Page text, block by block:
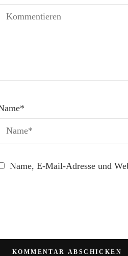
*
Name, E-Mail-Adresse und